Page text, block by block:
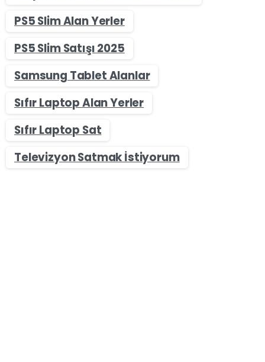
PS5 Slim Alan Yerler
PS5 Slim Satışı 2025
Samsung Tablet Alanlar
Sıfır Laptop Alan Yerler
Sıfır Laptop Sat
Televizyon Satmak İstiyorum